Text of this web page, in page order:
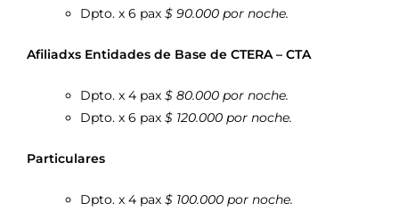
Dpto. x 6 pax $ 90.000 por noche.
Afiliadxs Entidades de Base de CTERA – CTA
Dpto. x 4 pax $ 80.000 por noche.
Dpto. x 6 pax $ 120.000 por noche.
Particulares
Dpto. x 4 pax $ 100.000 por noche.